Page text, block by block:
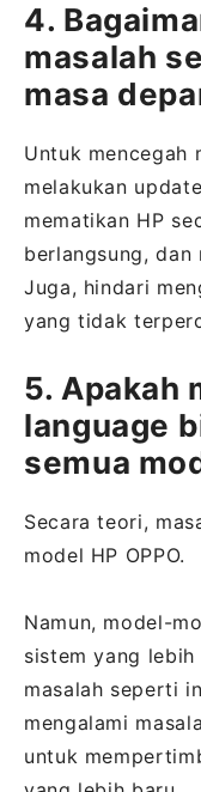
4.
masalah
masa
Untuk mencegah
melakukan
mematikan HP
berlangsung,
Juga, hindari
yang tidak
5. Apakah
language
semua
Secara teori,
model HP OPPO.
Namun, model-
sistem yang
masalah seperti
mengalami
untuk